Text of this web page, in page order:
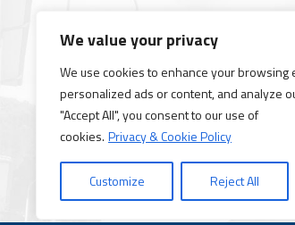
We value your privacy
We use cookies to enhance your browsing
personalized ads or content, and analyze
"Accept All", you consent to our use of
cookies. Privacy & Cookie Policy
Customize Reject All
The Dipartimento di Fisica is
Google map
Tel +39 050 2214 000
Fax +39 050 2214 333
PECfisica@pec.unipi.it
Opening hours: 08,30 a.m -
Closing dates 2026: June